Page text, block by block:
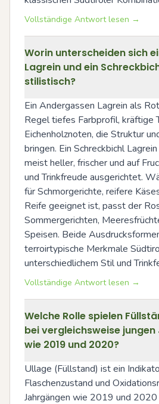
Vollständige Antwort lesen →
Worin unterscheiden sich
Lagrein und ein
stilistisch?
Ein Andergassen Lagrein als
Regel tiefes Farbprofil, kräftige
Eichenholznoten, die Struktur
bringen. Ein Schreckbichl
meist heller, frischer und auf
und Trinkfreude ausgerichtet.
für Schmorgerichte, reifere
Reife geeignet ist, passt der
Sommergerichten,
Speisen. Beide
terroirtypische Merkmale
unterschiedlichem Stil und
Vollständige Antwort lesen →
Welche Rolle spielen
bei vergleichsweise
wie 2019 und 2020?
Ullage (Füllstand) ist ein
Flaschenzustand und
Jahrgängen wie 2019 und 2020